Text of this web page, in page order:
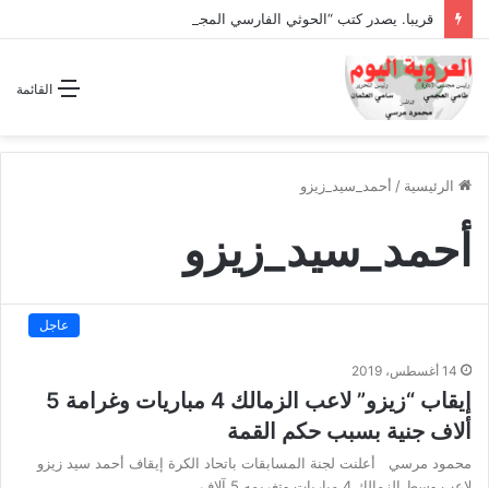
قريبا. يصدر كتب “الحوثي الفارسي المجوسي يغتال اليمن “
القائمة
الرئيسية / أحمد_سيد_زيزو
أحمد_سيد_زيزو
عاجل
14 أغسطس، 2019
إيقاب “زيزو” لاعب الزمالك 4 مباريات وغرامة 5
ألاف جنية بسبب حكم القمة
محمود مرسي أعلنت لجنة المسابقات باتحاد الكرة إيقاف أحمد سيد زيزو